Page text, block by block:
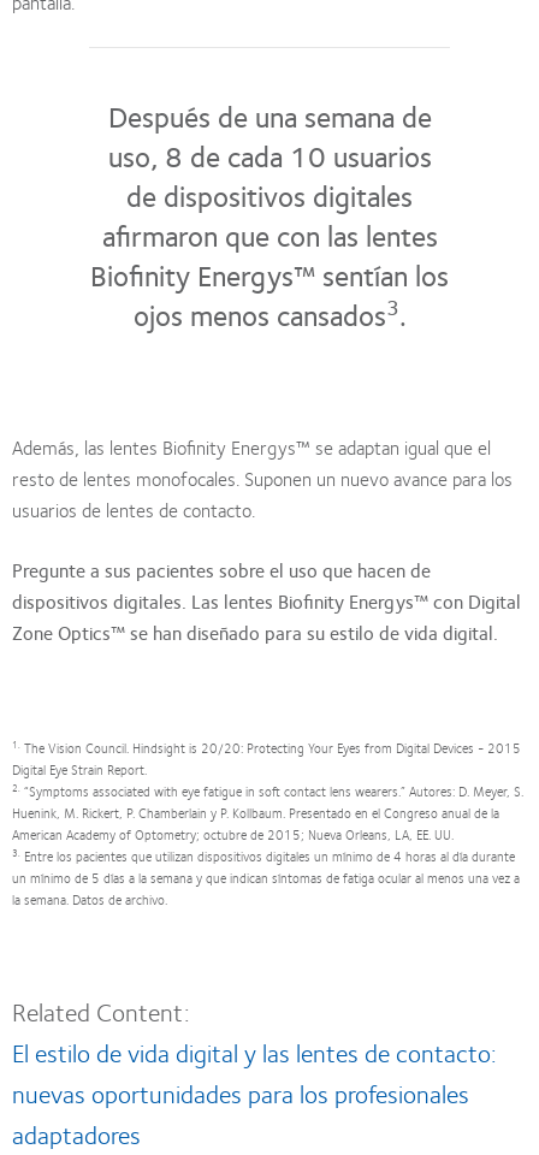
Después de una semana de
uso, 8 de cada 10 usuarios
de dispositivos digitales
afirmaron que con las lentes
Biofinity Energys™ sentían los
ojos menos cansados3.
Además, las lentes Biofinity Energys™ se adaptan igual que el
resto de lentes monofocales. Suponen un nuevo avance para los
usuarios de lentes de contacto.
Pregunte a sus pacientes sobre el uso que hacen de
dispositivos digitales. Las lentes Biofinity Energys™ con Digital
Zone Optics™ se han diseñado para su estilo de vida digital.
1. The Vision Council. Hindsight is 20/20: Protecting Your Eyes from Digital Devices - 2015
Digital Eye Strain Report.
2. “Symptoms associated with eye fatigue in soft contact lens wearers.” Autores: D. Meyer, S.
Huenink, M. Rickert, P. Chamberlain y P. Kollbaum. Presentado en el Congreso anual de la
American Academy of Optometry; octubre de 2015; Nueva Orleans, LA, EE. UU.
3. Entre los pacientes que utilizan dispositivos digitales un mínimo de 4 horas al día durante
un mínimo de 5 días a la semana y que indican síntomas de fatiga ocular al menos una vez a
la semana. Datos de archivo.
Related Content:
El estilo de vida digital y las lentes de contacto:
nuevas oportunidades para los profesionales
adaptadores